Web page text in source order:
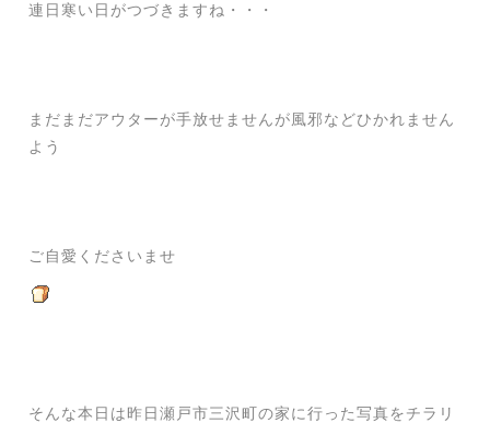
連日寒い日がつづきますね・・・
まだまだアウターが手放せませんが風邪などひかれません
よう
ご自愛くださいませ
そんな本日は昨日瀬戸市三沢町の家に行った写真をチラリ